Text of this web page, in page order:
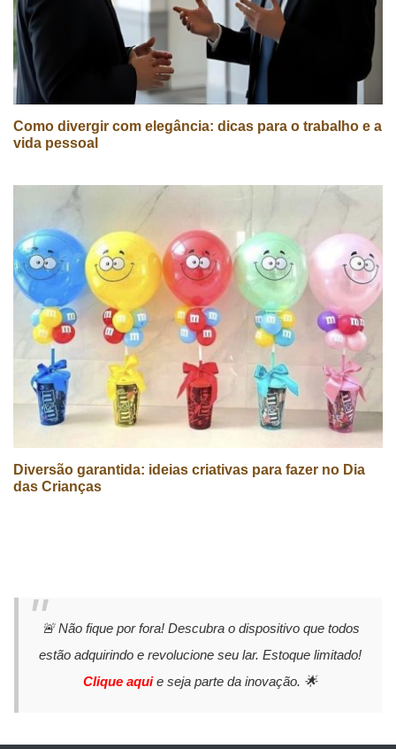
Como divergir com elegância: dicas para o trabalho e a
vida pessoal
Diversão garantida: ideias criativas para fazer no Dia
das Crianças
🚨 Não fique por fora! Descubra o dispositivo que todos
estão adquirindo e revolucione seu lar. Estoque limitado!
Clique aquie seja parte da inovação. 🌟